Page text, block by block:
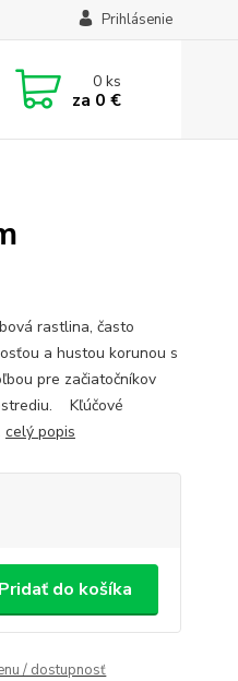
Prihlásenie
0ks
za 0 €
rastlina, často
a hustou korunou s
pre začiatočníkov
Kľúčové
celý popis
Pridať do košíka
/ dostupnosť